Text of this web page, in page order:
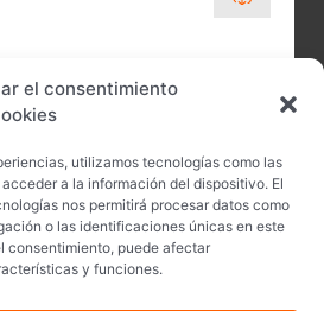
el consentimiento
utilizamos tecnologías como las
a la información del dispositivo. El
nos permitirá procesar datos como
o las identificaciones únicas en este
consentimiento, puede afectar
y funciones.